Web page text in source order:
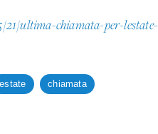
21/ultima-chiamata-per-
estate chiamata